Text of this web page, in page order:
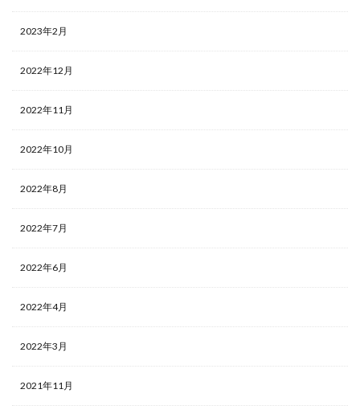
2023年2月
2022年12月
2022年11月
2022年10月
2022年8月
2022年7月
2022年6月
2022年4月
2022年3月
2021年11月